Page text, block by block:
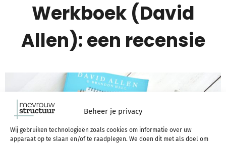
Beheer je privacy
Wij gebruiken technologieën zoals cookies om informatie over uw
apparaat op te slaan en/of te raadplegen. We doen dit met als doel om
Werkboek (David
Allen): een recensie